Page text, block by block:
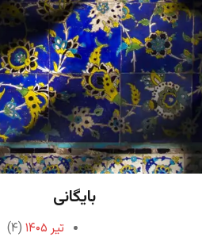
بایگانی
تیر ۱۴۰۵
(۴)